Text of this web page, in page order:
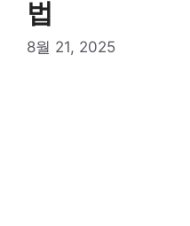
법
8월 21, 2025